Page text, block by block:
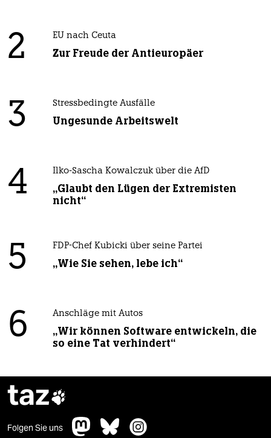
2 EU nach Ceuta
Zur Freude der Antieuropäer
3 Stressbedingte Ausfälle
Ungesunde Arbeitswelt
4 Ilko-Sascha Kowalczuk über die AfD
„Glaubt den Lügen der Extremisten
nicht“
5 FDP-Chef Kubicki über seine Partei
„Wie Sie sehen, lebe ich“
6 Anschläge mit Autos
„Wir können Software entwickeln, die
so eine Tat verhindert“
taz
Folgen Sie uns